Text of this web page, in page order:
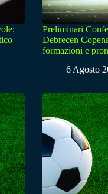
Preliminari
Debrecen
formazioni e
6 Agosto